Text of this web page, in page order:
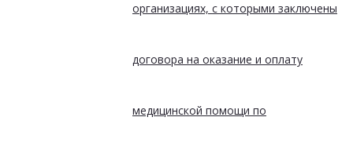
организациях, с которыми заключены
договора на оказание и оплату
медицинской помощи по